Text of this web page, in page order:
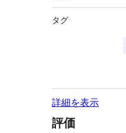
タグ
詳細を表示
評価